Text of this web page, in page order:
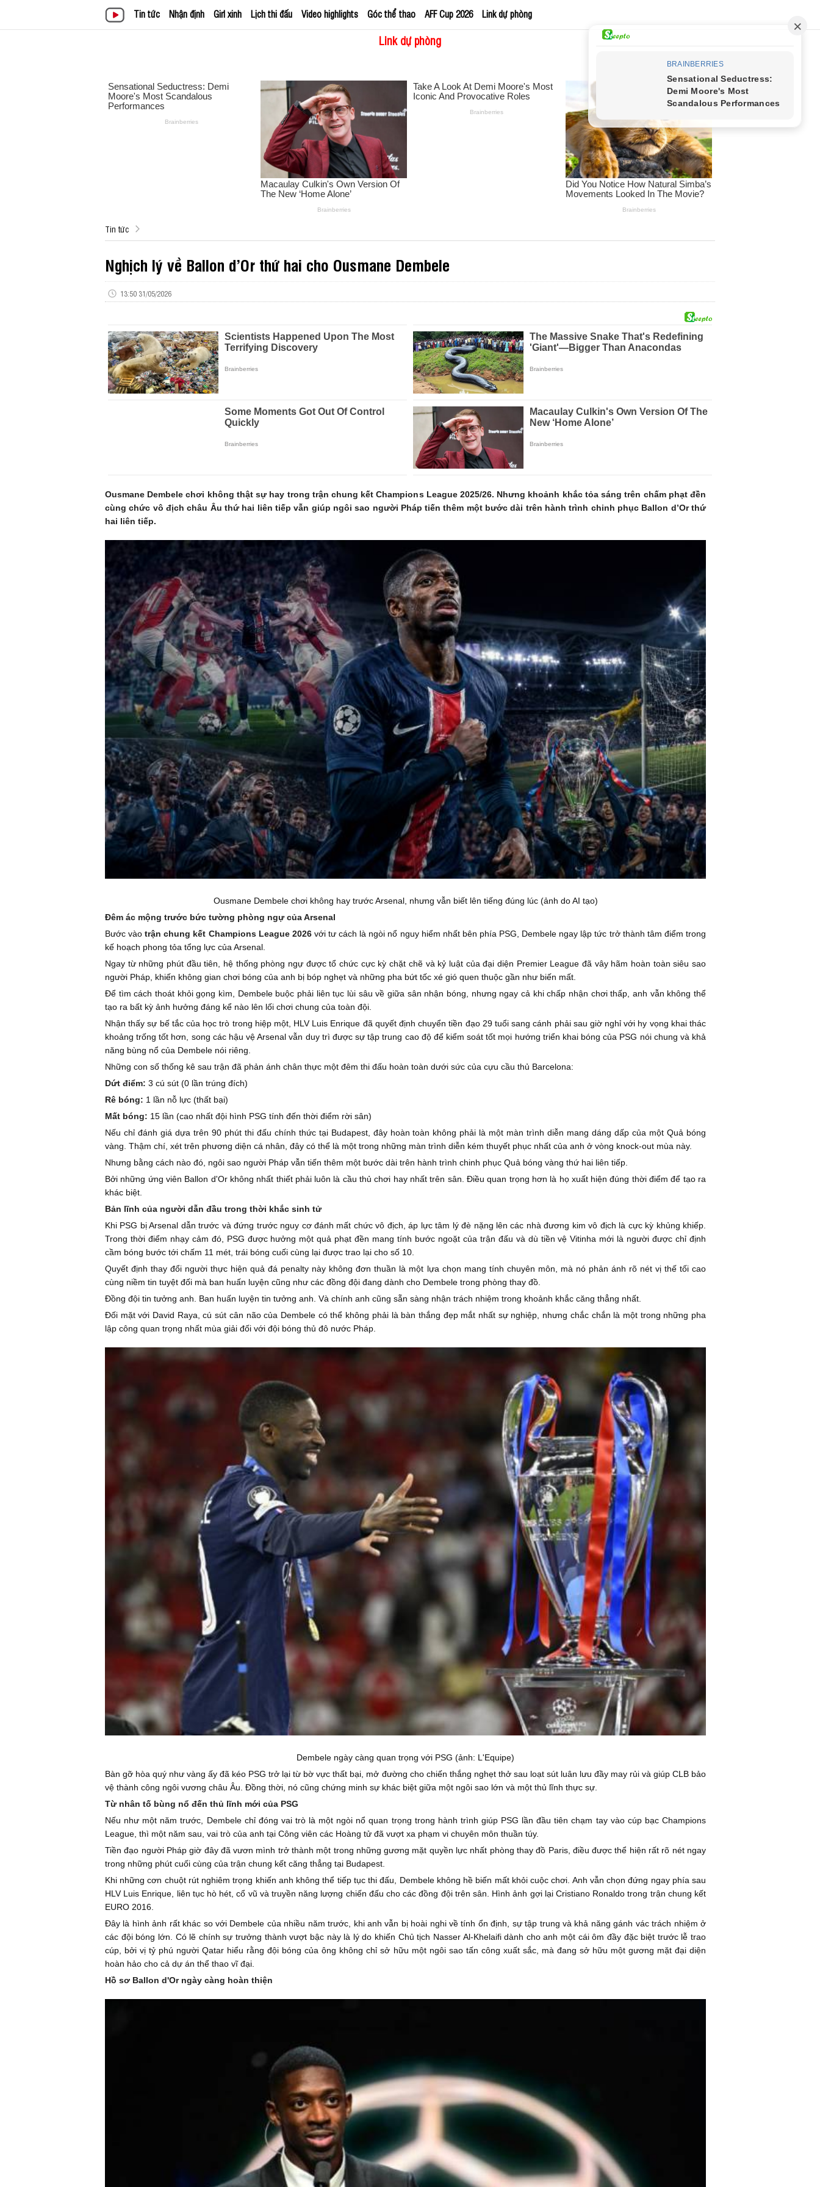
Tin tức Nhận định Girl xinh Lịch thi đấu Video highlights Góc thể thao AFF Cup 2026 Link dự phòng
Link dự phòng
Tin tức
Nghịch lý về Ballon d’Or thứ hai cho Ousmane Dembele
13:50 31/05/2026
Ousmane Dembele chơi không thật sự hay trong trận chung kết Champions League 2025/26. Nhưng khoảnh khắc tỏa sáng trên chấm phạt đền
cùng chức vô địch châu Âu thứ hai liên tiếp vẫn giúp ngôi sao người Pháp tiến thêm một bước dài trên hành trình chinh phục Ballon d’Or thứ
hai liên tiếp.
Ousmane Dembele chơi không hay trước Arsenal, nhưng vẫn biết lên tiếng đúng lúc (ảnh do AI tạo)
Đêm ác mộng trước bức tường phòng ngự của Arsenal
Bước vàotrận chung kết Champions League 2026với tư cách là ngòi nổ nguy hiểm nhất bên phía PSG, Dembele ngay lập tức trở thành tâm điểm trong
kế hoạch phong tỏa tổng lực của Arsenal.
Ngay từ những phút đầu tiên, hệ thống phòng ngự được tổ chức cực kỳ chặt chẽ và kỷ luật của đại diện Premier League đã vây hãm hoàn toàn siêu sao
người Pháp, khiến không gian chơi bóng của anh bị bóp nghẹt và những pha bứt tốc xé gió quen thuộc gần như biến mất.
Để tìm cách thoát khỏi gọng kìm, Dembele buộc phải liên tục lùi sâu về giữa sân nhận bóng, nhưng ngay cả khi chấp nhận chơi thấp, anh vẫn không thể
tạo ra bất kỳ ảnh hưởng đáng kể nào lên lối chơi chung của toàn đội.
Nhận thấy sự bế tắc của học trò trong hiệp một, HLV Luis Enrique đã quyết định chuyển tiền đạo 29 tuổi sang cánh phải sau giờ nghỉ với hy vọng khai thác
khoảng trống tốt hơn, song các hậu vệ Arsenal vẫn duy trì được sự tập trung cao độ để kiểm soát tốt mọi hướng triển khai bóng của PSG nói chung và khả
năng bùng nổ của Dembele nói riêng.
Những con số thống kê sau trận đã phản ánh chân thực một đêm thi đấu hoàn toàn dưới sức của cựu cầu thủ Barcelona:
Dứt điểm: 3 cú sút (0 lần trúng đích)
Rê bóng: 1 lần nỗ lực (thất bại)
Mất bóng: 15 lần (cao nhất đội hình PSG tính đến thời điểm rời sân)
Nếu chỉ đánh giá dựa trên 90 phút thi đấu chính thức tại Budapest, đây hoàn toàn không phải là một màn trình diễn mang dáng dấp của một Quả bóng
vàng. Thậm chí, xét trên phương diện cá nhân, đây có thể là một trong những màn trình diễn kém thuyết phục nhất của anh ở vòng knock-out mùa này.
Nhưng bằng cách nào đó, ngôi sao người Pháp vẫn tiến thêm một bước dài trên hành trình chinh phục Quả bóng vàng thứ hai liên tiếp.
Bởi những ứng viên Ballon d'Or không nhất thiết phải luôn là cầu thủ chơi hay nhất trên sân. Điều quan trọng hơn là họ xuất hiện đúng thời điểm để tạo ra
khác biệt.
Bản lĩnh của người dẫn đầu trong thời khắc sinh tử
Khi PSG bị Arsenal dẫn trước và đứng trước nguy cơ đánh mất chức vô địch, áp lực tâm lý đè nặng lên các nhà đương kim vô địch là cực kỳ khủng khiếp.
Trong thời điểm nhạy cảm đó, PSG được hưởng một quả phạt đền mang tính bước ngoặt của trận đấu và dù tiền vệ Vitinha mới là người được chỉ định
cầm bóng bước tới chấm 11 mét, trái bóng cuối cùng lại được trao lại cho số 10.
Quyết định thay đổi người thực hiện quả đá penalty này không đơn thuần là một lựa chọn mang tính chuyên môn, mà nó phản ánh rõ nét vị thế tối cao
cùng niềm tin tuyệt đối mà ban huấn luyện cũng như các đồng đội đang dành cho Dembele trong phòng thay đồ.
Đồng đội tin tưởng anh. Ban huấn luyện tin tưởng anh. Và chính anh cũng sẵn sàng nhận trách nhiệm trong khoảnh khắc căng thẳng nhất.
Đối mặt với David Raya, cú sút cân não của Dembele có thể không phải là bàn thắng đẹp mắt nhất sự nghiệp, nhưng chắc chắn là một trong những pha
lập công quan trọng nhất mùa giải đối với đội bóng thủ đô nước Pháp.
Dembele ngày càng quan trọng với PSG (ảnh: L'Equipe)
Bàn gỡ hòa quý như vàng ấy đã kéo PSG trở lại từ bờ vực thất bại, mở đường cho chiến thắng nghẹt thở sau loạt sút luân lưu đầy may rủi và giúp CLB bảo
vệ thành công ngôi vương châu Âu. Đồng thời, nó cũng chứng minh sự khác biệt giữa một ngôi sao lớn và một thủ lĩnh thực sự.
Từ nhân tố bùng nổ đến thủ lĩnh mới của PSG
Nếu như một năm trước, Dembele chỉ đóng vai trò là một ngòi nổ quan trọng trong hành trình giúp PSG lần đầu tiên chạm tay vào cúp bạc Champions
League, thì một năm sau, vai trò của anh tại Công viên các Hoàng tử đã vượt xa phạm vi chuyên môn thuần túy.
Tiền đạo người Pháp giờ đây đã vươn mình trở thành một trong những gương mặt quyền lực nhất phòng thay đồ Paris, điều được thể hiện rất rõ nét ngay
trong những phút cuối cùng của trận chung kết căng thẳng tại Budapest.
Khi những cơn chuột rút nghiêm trọng khiến anh không thể tiếp tục thi đấu, Dembele không hề biến mất khỏi cuộc chơi. Anh vẫn chọn đứng ngay phía sau
HLV Luis Enrique, liên tục hò hét, cổ vũ và truyền năng lượng chiến đấu cho các đồng đội trên sân. Hình ảnh gợi lại Cristiano Ronaldo trong trận chung kết
EURO 2016.
Đây là hình ảnh rất khác so với Dembele của nhiều năm trước, khi anh vẫn bị hoài nghi về tính ổn định, sự tập trung và khả năng gánh vác trách nhiệm ở
các đội bóng lớn. Có lẽ chính sự trưởng thành vượt bậc này là lý do khiến Chủ tịch Nasser Al-Khelaifi dành cho anh một cái ôm đầy đặc biệt trước lễ trao
cúp, bởi vị tỷ phú người Qatar hiểu rằng đội bóng của ông không chỉ sở hữu một ngôi sao tấn công xuất sắc, mà đang sở hữu một gương mặt đại diện
hoàn hảo cho cả dự án thể thao vĩ đại.
Hồ sơ Ballon d'Or ngày càng hoàn thiện